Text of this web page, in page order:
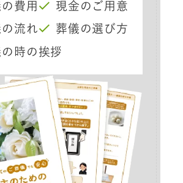
費用
現金のご用意
流れ
葬儀の選び方
時の挨拶